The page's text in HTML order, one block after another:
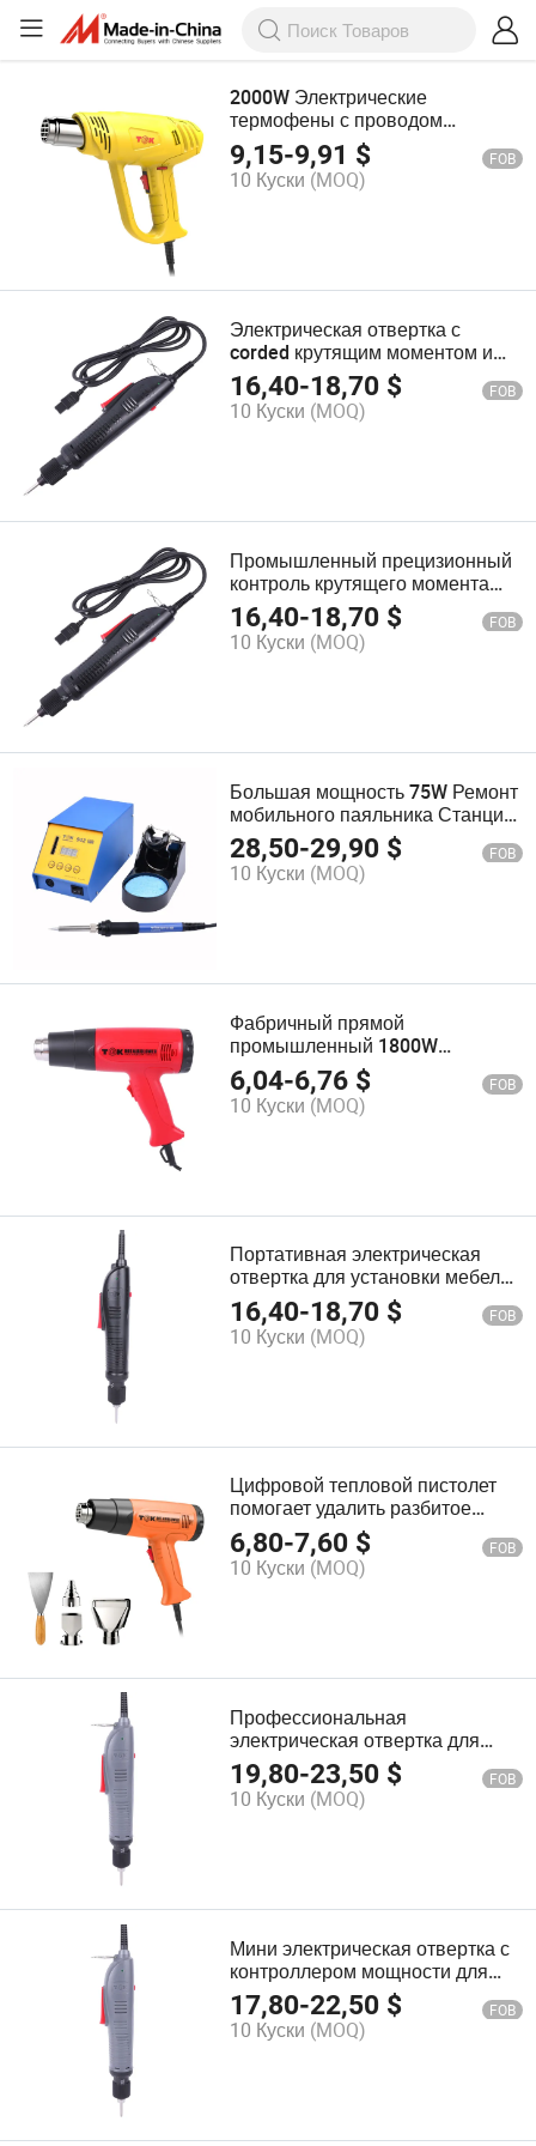
2000W Электрические
термофены с проводом
высокой точности для ремонта
мобильных устройств (HG5520)
9,15-9,91 $ FOB
10 Куски (MOQ)
Электрическая отвертка с
corded крутящим моментом и
точностью pH515
16,40-18,70 $ FOB
10 Куски (MOQ)
Промышленный прецизионный
контроль крутящего момента
электрическая прецизионная
отвертка pH515
16,40-18,70 $ FOB
10 Куски (MOQ)
Большая мощность 75W Ремонт
мобильного паяльника Станция
для пайки с блоком питания Tgk
942
28,50-29,90 $ FOB
10 Куски (MOQ)
Фабричный прямой
промышленный 1800W
электрический термоусадочный
пистолет (HG6617S)
6,04-6,76 $ FOB
10 Куски (MOQ)
Портативная электрическая
отвертка для установки мебели
под телевизор pH515
16,40-18,70 $ FOB
10 Куски (MOQ)
Цифровой тепловой пистолет
помогает удалить разбитое
стекло из оконных рам Hg6618
6,80-7,60 $ FOB
10 Куски (MOQ)
Профессиональная
электрическая отвертка для
помощи в базовом ремонте
автомобилей PS407
19,80-23,50 $ FOB
10 Куски (MOQ)
Мини электрическая отвертка с
контроллером мощности для
мелкого ремонта в доме PS415
17,80-22,50 $ FOB
10 Куски (MOQ)